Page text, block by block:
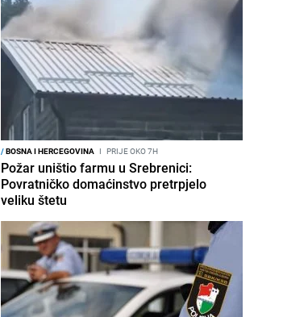
/BOSNA I HERCEGOVINA I PRIJE OKO 7H
Požar uništio farmu u Srebrenici:
Povratničko domaćinstvo pretrpjelo
veliku štetu